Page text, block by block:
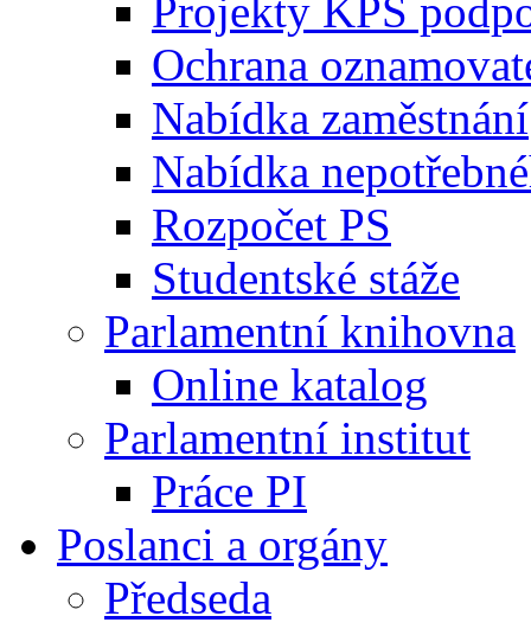
Projekty KPS
Ochrana
Nabídka zaměstnání
Nabídka
Rozpočet PS
Studentské stáže
Parlamentní knihovna
Online katalog
Parlamentní institut
Práce PI
Poslanci a orgány
Předseda